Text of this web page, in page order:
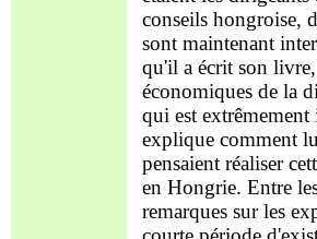
conseils hongroise,
sont maintenant
qu'il a écrit son
économiques de la
qui est extrêmement
explique comment
pensaient réaliser
en Hongrie. Entre
remarques sur les